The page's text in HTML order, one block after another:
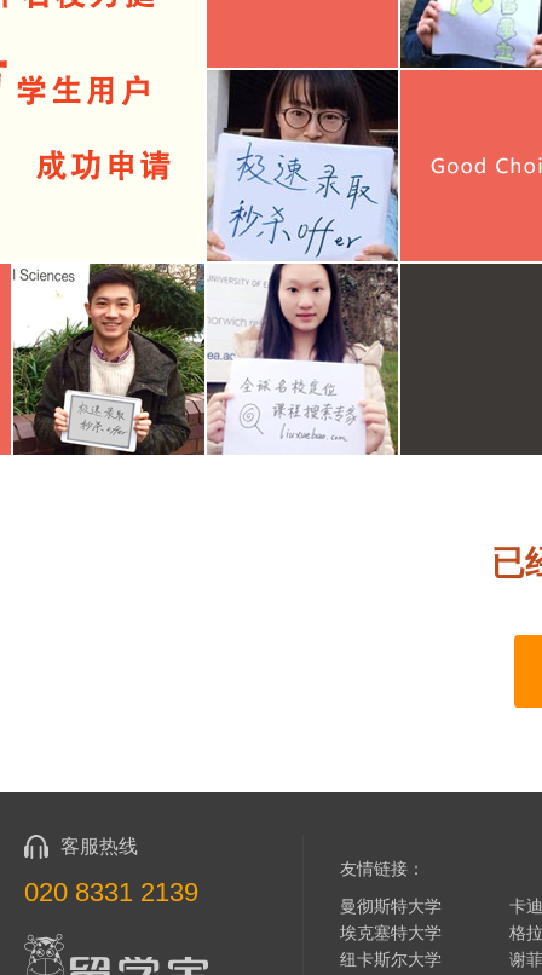
已
客服热线
020 8331 2139
友情链接：
曼彻斯特大学
卡
埃克塞特大学
格
纽卡斯尔大学
谢